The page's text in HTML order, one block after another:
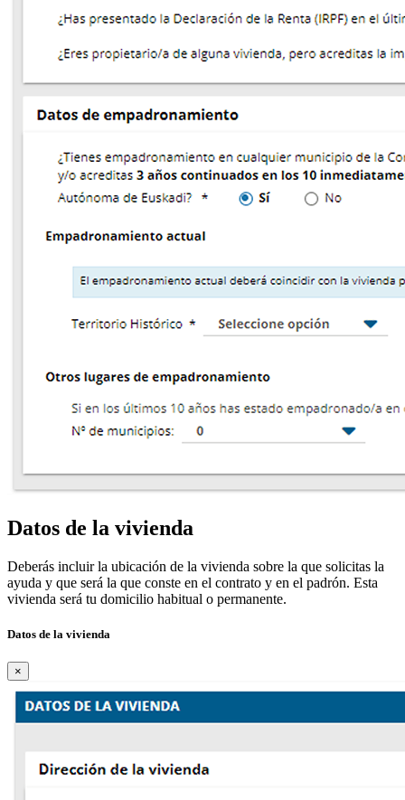
Datos de la vivienda
Deberás incluir la ubicación de la vivienda sobre la que solicitas la
ayuda y que será la que conste en el contrato y en el padrón. Esta
vivienda será tu domicilio habitual o permanente.
Datos de la vivienda
×